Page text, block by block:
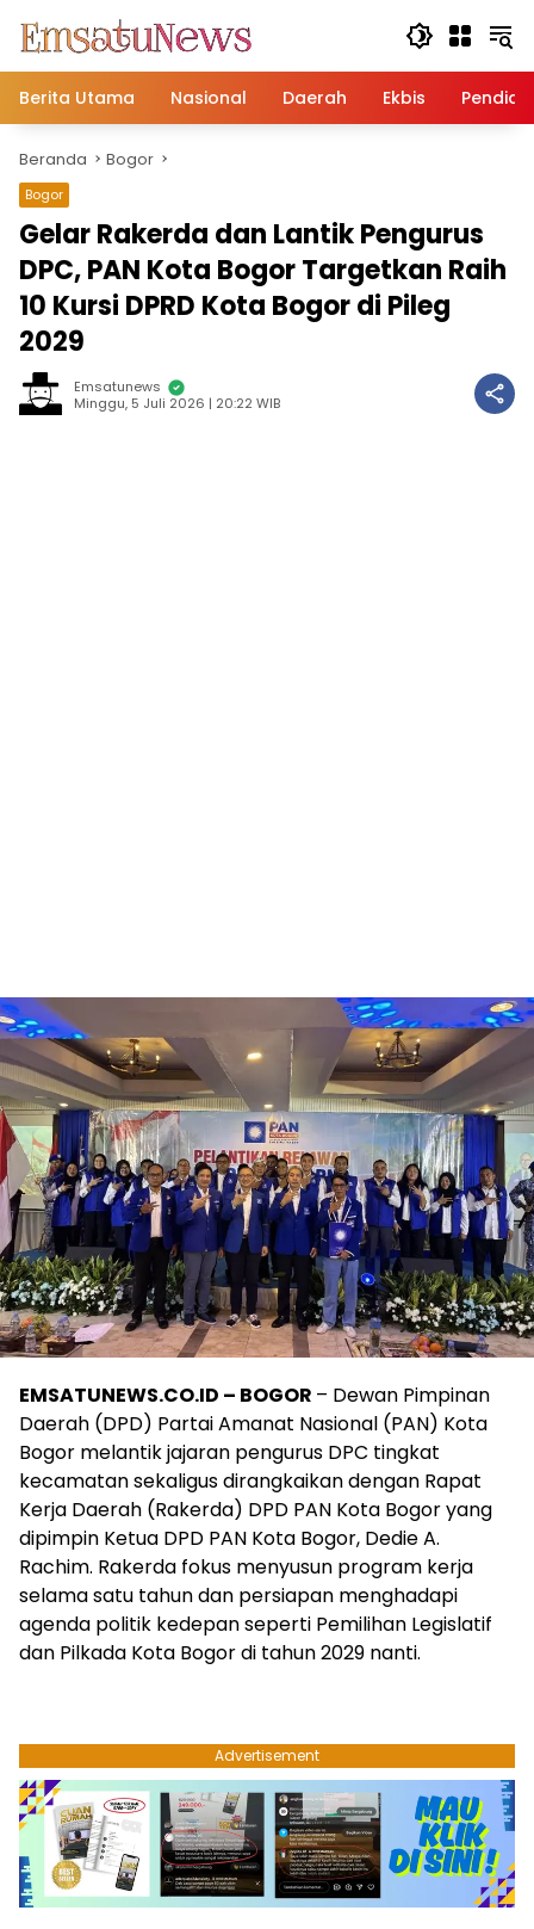
konten
Berita Utama
Nasional Daerah Ekbis
Beranda Bogor
Bogor
Gelar Rakerda dan Lantik Pengurus
DPC, PAN Kota Bogor Targetkan Raih
10 Kursi DPRD Kota Bogor di Pileg
2029
Emsatunews
Minggu, 5 Juli 2026 | 20:22 WIB
EMSATUNEWS.CO.ID – BOGOR – Dewan Pimpinan
Daerah (DPD) Partai Amanat Nasional (PAN) Kota
Bogor melantik jajaran pengurus DPC tingkat
kecamatan sekaligus dirangkaikan dengan Rapat
Kerja Daerah (Rakerda) DPD PAN Kota Bogor yang
dipimpin Ketua DPD PAN Kota Bogor, Dedie A.
Rachim. Rakerda fokus menyusun program kerja
selama satu tahun dan persiapan menghadapi
agenda politik kedepan seperti Pemilihan Legislatif
dan Pilkada Kota Bogor di tahun 2029 nanti.
Advertisement